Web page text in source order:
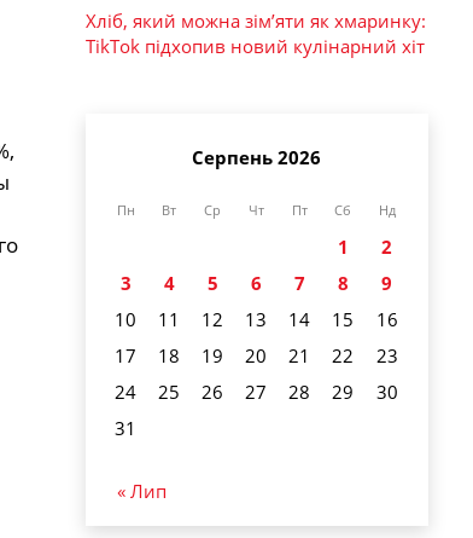
Хліб, який можна зім’яти як хмаринку:
TikTok підхопив новий кулінарний хіт
Серпень 2026
Пн Вт Ср Чт Пт Сб Нд
1
2
3
4 5 6 7 8
9
10
11 12 13 14 15
16
17
18 19 20 21 22
23
24
25 26 27 28 29
30
31
« Лип